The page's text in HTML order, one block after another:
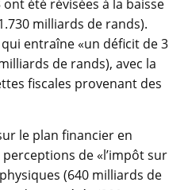
été révisées à la baisse
milliards de rands).
entraîne «un déficit de 3
de rands), avec la
fiscales provenant des
le plan financier en
de «l’impôt sur
(640 milliards de